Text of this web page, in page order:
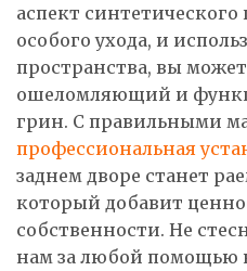
аспект
особого ухода, и
пространства, вы
ошеломляющий и
грин. С правильными
профессиональная
заднем дворе станет
который добавит
собственности. Не
нам за любой помощью